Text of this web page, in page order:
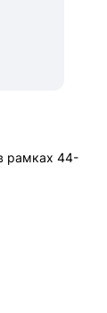
рамках 44-